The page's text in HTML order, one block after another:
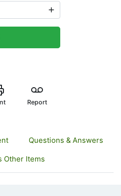
Report
Questions & Answers
Other Items